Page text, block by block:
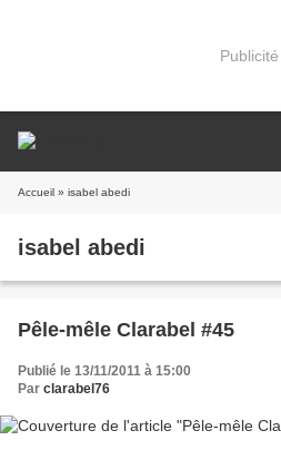
Publicité
Accueil » isabel abedi
isabel abedi
Pêle-mêle Clarabel #45
Publié le 13/11/2011 à 15:00
Par clarabel76